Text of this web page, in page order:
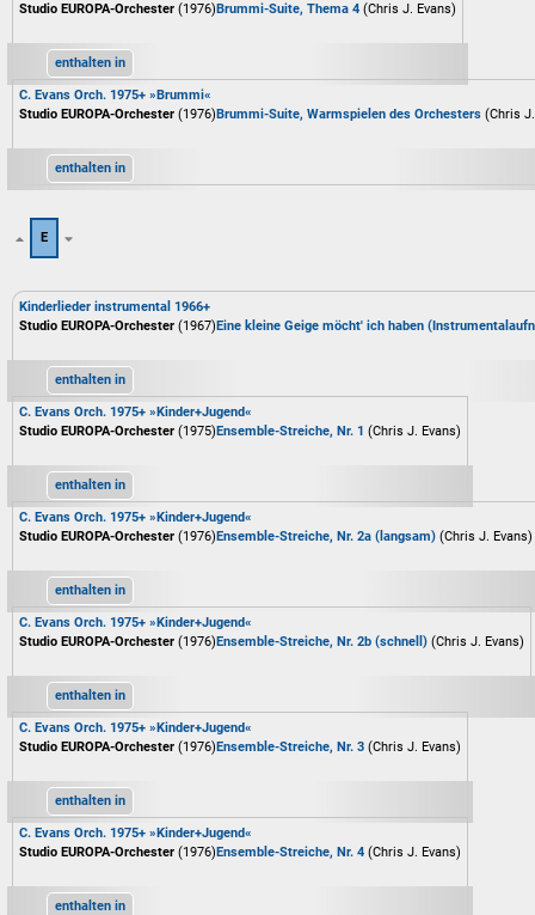
Studio EUROPA-Orchester (1976)Brummi-Suite, Thema 4 (Chris J. Evans)
enthalten in
C. Evans Orch. 1975+ »Brummi«
Studio EUROPA-Orchester (1976)Brummi-Suite, Warmspielen des Orchesters (Chris
enthalten in
E
Kinderlieder instrumental 1966+
Studio EUROPA-Orchester (1967)Eine kleine Geige möcht' ich haben
enthalten in
C. Evans Orch. 1975+ »Kinder+Jugend«
Studio EUROPA-Orchester (1975)Ensemble-Streiche, Nr. 1 (Chris J. Evans)
enthalten in
C. Evans Orch. 1975+ »Kinder+Jugend«
Studio EUROPA-Orchester (1976)Ensemble-Streiche, Nr. 2a (langsam) (Chris J. Evans)
enthalten in
C. Evans Orch. 1975+ »Kinder+Jugend«
Studio EUROPA-Orchester (1976)Ensemble-Streiche, Nr. 2b (schnell) (Chris J. Evans)
enthalten in
C. Evans Orch. 1975+ »Kinder+Jugend«
Studio EUROPA-Orchester (1976)Ensemble-Streiche, Nr. 3 (Chris J. Evans)
enthalten in
C. Evans Orch. 1975+ »Kinder+Jugend«
Studio EUROPA-Orchester (1976)Ensemble-Streiche, Nr. 4 (Chris J. Evans)
enthalten in